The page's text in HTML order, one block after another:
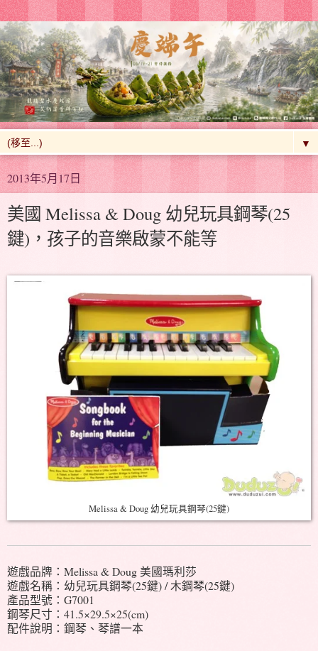
▼
2013年5月17日
美國 Melissa & Doug 幼兒玩具鋼琴(25
鍵)，孩子的音樂啟蒙不能等
Melissa & Doug 幼兒玩具鋼琴(25鍵)
遊戲品牌：Melissa & Doug 美國瑪利莎
遊戲名稱：幼兒玩具鋼琴(25鍵) / 木鋼琴(25鍵)
產品型號：G7001
鋼琴尺寸：41.5×29.5×25(cm)
配件說明：鋼琴、琴譜一本